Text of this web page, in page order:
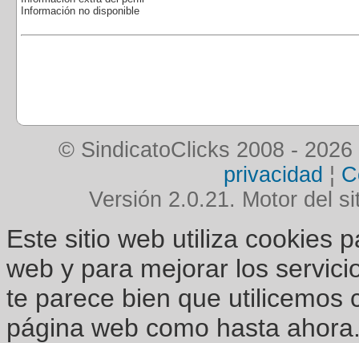
Información no disponible
© SindicatoClicks 2008 - 2026
privacidad ¦
Versión 2.0.21. Motor del
Este sitio web utiliza cookies
web y para mejorar los
te parece bien que utilicemos
página web como hasta